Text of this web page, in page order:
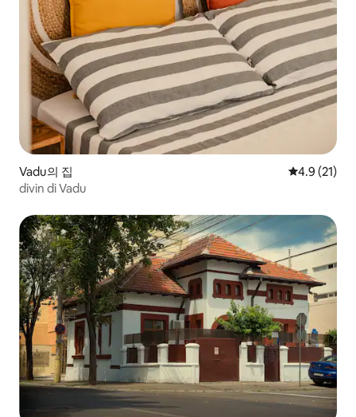
Vadu의 집 평점 4.9점
4.9 (21)
divin di Vadu